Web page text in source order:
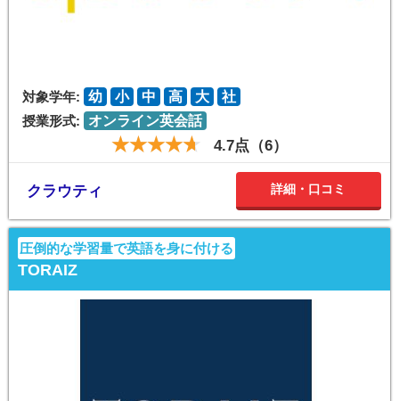
対象学年: 幼 小 中 高 大
社
授業形式:
オンライン英会話
4.7点（6）
クラウティ 詳細・口コミ
圧倒的な学習量で英語を身に付ける
TORAIZ